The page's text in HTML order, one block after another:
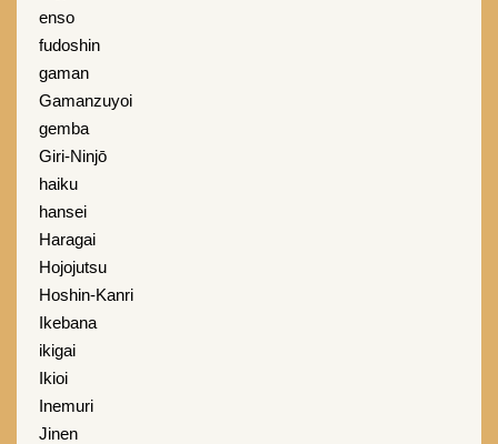
enso
fudoshin
gaman
Gamanzuyoi
gemba
Giri-Ninjō
haiku
hansei
Haragai
Hojojutsu
Hoshin-Kanri
Ikebana
ikigai
Ikioi
Inemuri
Jinen